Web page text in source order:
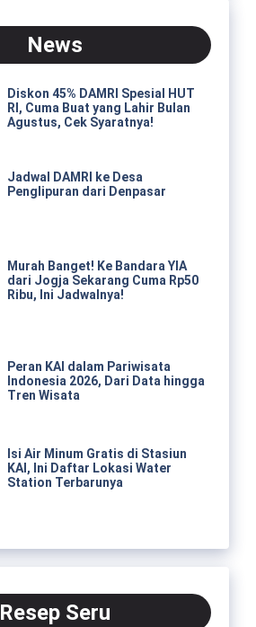
News
Diskon 45% DAMRI Spesial HUT
RI, Cuma Buat yang Lahir Bulan
Agustus, Cek Syaratnya!
Jadwal DAMRI ke Desa
Penglipuran dari Denpasar
Murah Banget! Ke Bandara YIA
dari Jogja Sekarang Cuma Rp50
Ribu, Ini Jadwalnya!
Peran KAI dalam Pariwisata
Indonesia 2026, Dari Data hingga
Tren Wisata
Isi Air Minum Gratis di Stasiun
KAI, Ini Daftar Lokasi Water
Station Terbarunya
Resep Seru